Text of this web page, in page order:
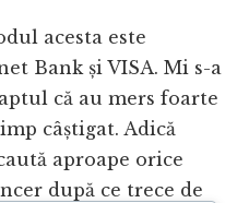
acesta este
Bank și VISA. Mi s-a
că au mers foarte
câștigat. Adică
aproape orice
după ce trece de